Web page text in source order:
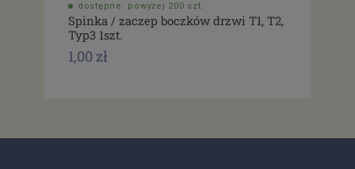
dostępne: powyżej 200 szt.
Spinka / zaczep boczków drzwi T1, T2,
Typ3 1szt.
1,00 zł